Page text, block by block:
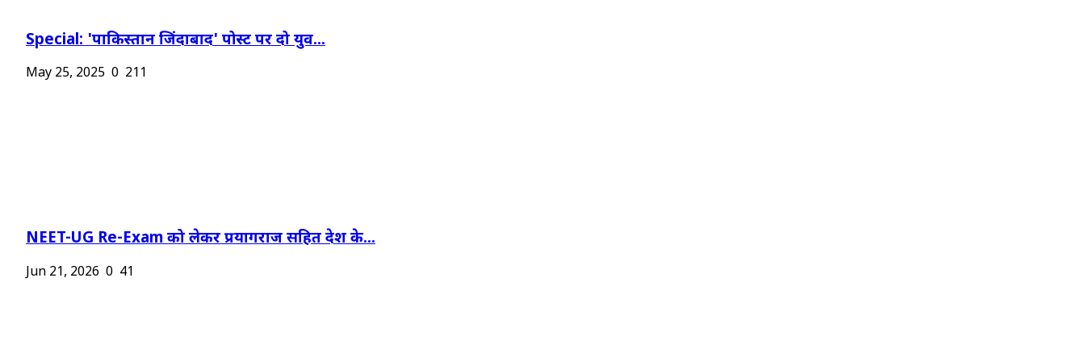
Special: 'पाकिस्तान जिंदाबाद' पोस्ट पर दो युव...
May 25, 2025 0 211
NEET-UG Re-Exam को लेकर प्रयागराज सहित देश के...
Jun 21, 2026 0 41